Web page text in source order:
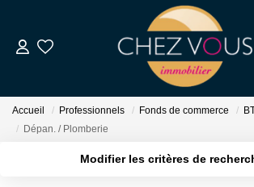
NOS BIENS
Accueil Professionnels Fonds de commerce
Dépan. / Plomberie
Modifier les critères de